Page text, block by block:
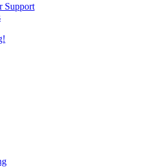
Support